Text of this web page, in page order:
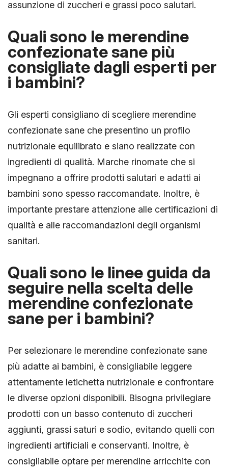
assunzione di zuccheri e grassi poco salutari.
Quali sono le merendine
confezionate sane più
consigliate dagli esperti per
i bambini?
Gli esperti consigliano di scegliere merendine
confezionate sane che presentino un profilo
nutrizionale equilibrato e siano realizzate con
ingredienti di qualità. Marche rinomate che si
impegnano a offrire prodotti salutari e adatti ai
bambini sono spesso raccomandate. Inoltre, è
importante prestare attenzione alle certificazioni di
qualità e alle raccomandazioni degli organismi
sanitari.
Quali sono le linee guida da
seguire nella scelta delle
merendine confezionate
sane per i bambini?
Per selezionare le merendine confezionate sane
più adatte ai bambini, è consigliabile leggere
attentamente letichetta nutrizionale e confrontare
le diverse opzioni disponibili. Bisogna privilegiare
prodotti con un basso contenuto di zuccheri
aggiunti, grassi saturi e sodio, evitando quelli con
ingredienti artificiali e conservanti. Inoltre, è
consigliabile optare per merendine arricchite con